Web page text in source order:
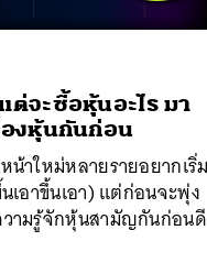
จะซื้อหุ้นอะไร มา
องหุ้นกันก่อน
าใหม่หลายรายอยากเริ่ม
เอาขึ้นเอา) แต่ก่อนจะพุ่ง
ามรู้จักหุ้นสามัญกันก่อนดี